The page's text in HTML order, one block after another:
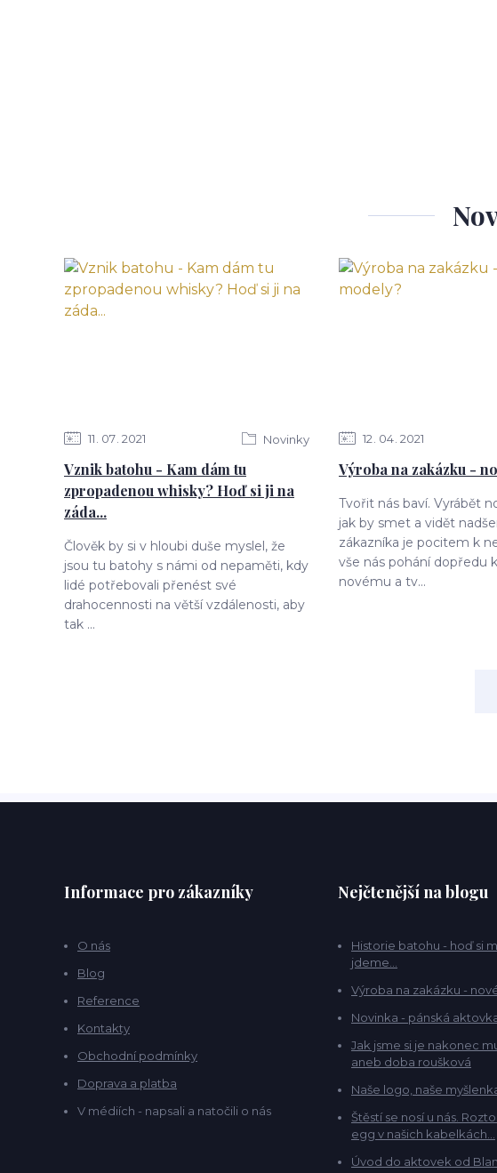
11 07 2021 Novinky
Vznik batohu - Kam dám tu
zpropadenou whisky? Hoď si ji na
záda...
Člověk by si v hloubi duše myslel, že
jsou tu batohy s námi od nepaměti, kdy
lidé potřebovali přenést své
drahocennosti na větší vzdálenosti, aby
tak ...
12 04 2021
Výroba na zakázku -
Tvořit nás baví. Vyrábět
jak by smet a vidět
zákazníka je pocitem k
vše nás pohání dopředu
novému a tv...
Informace pro zákazníky
O nás
Blog
Reference
Kontakty
Obchodní podmínky
Doprava a platba
V médiích - napsali a natočili o nás
Nejčtenější na blogu
Historie batohu - hoď si
jdeme...
Výroba na zakázku -
Novinka - pánská
Jak jsme si je nakonec
aneb doba roušková
Naše logo, naše
Štěstí se nosí u nás.
egg v našich kabelkách...
Úvod do aktovek od